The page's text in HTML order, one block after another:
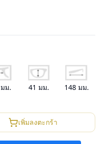
มม. 41 มม. 148มม.
เพิ่มลงตะกร้า